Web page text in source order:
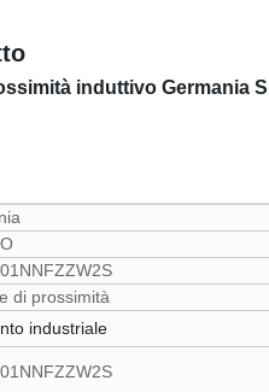
induttivo Germania
di prossimità
industriale